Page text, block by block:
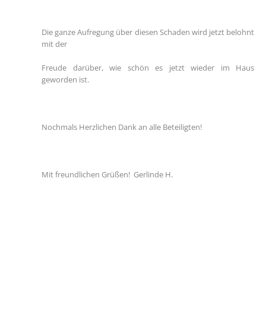
Die ganze Aufregung über diesen Schaden wird jetzt belohnt
mit der
Freude darüber, wie schön es jetzt wieder im Haus
geworden ist.
Nochmals Herzlichen Dank an alle Beteiligten!
Mit freundlichen Grüßen! Gerlinde H.